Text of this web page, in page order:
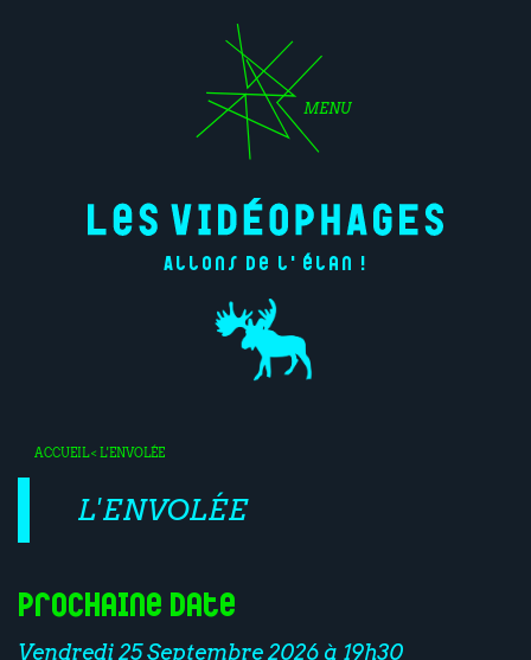
MENU
Allons de l'élan !
ACCUEIL< L'ENVOLÉE
L'ENVOLÉE
Prochaine date
Vendredi 25 Septembre 2026 à 19h30